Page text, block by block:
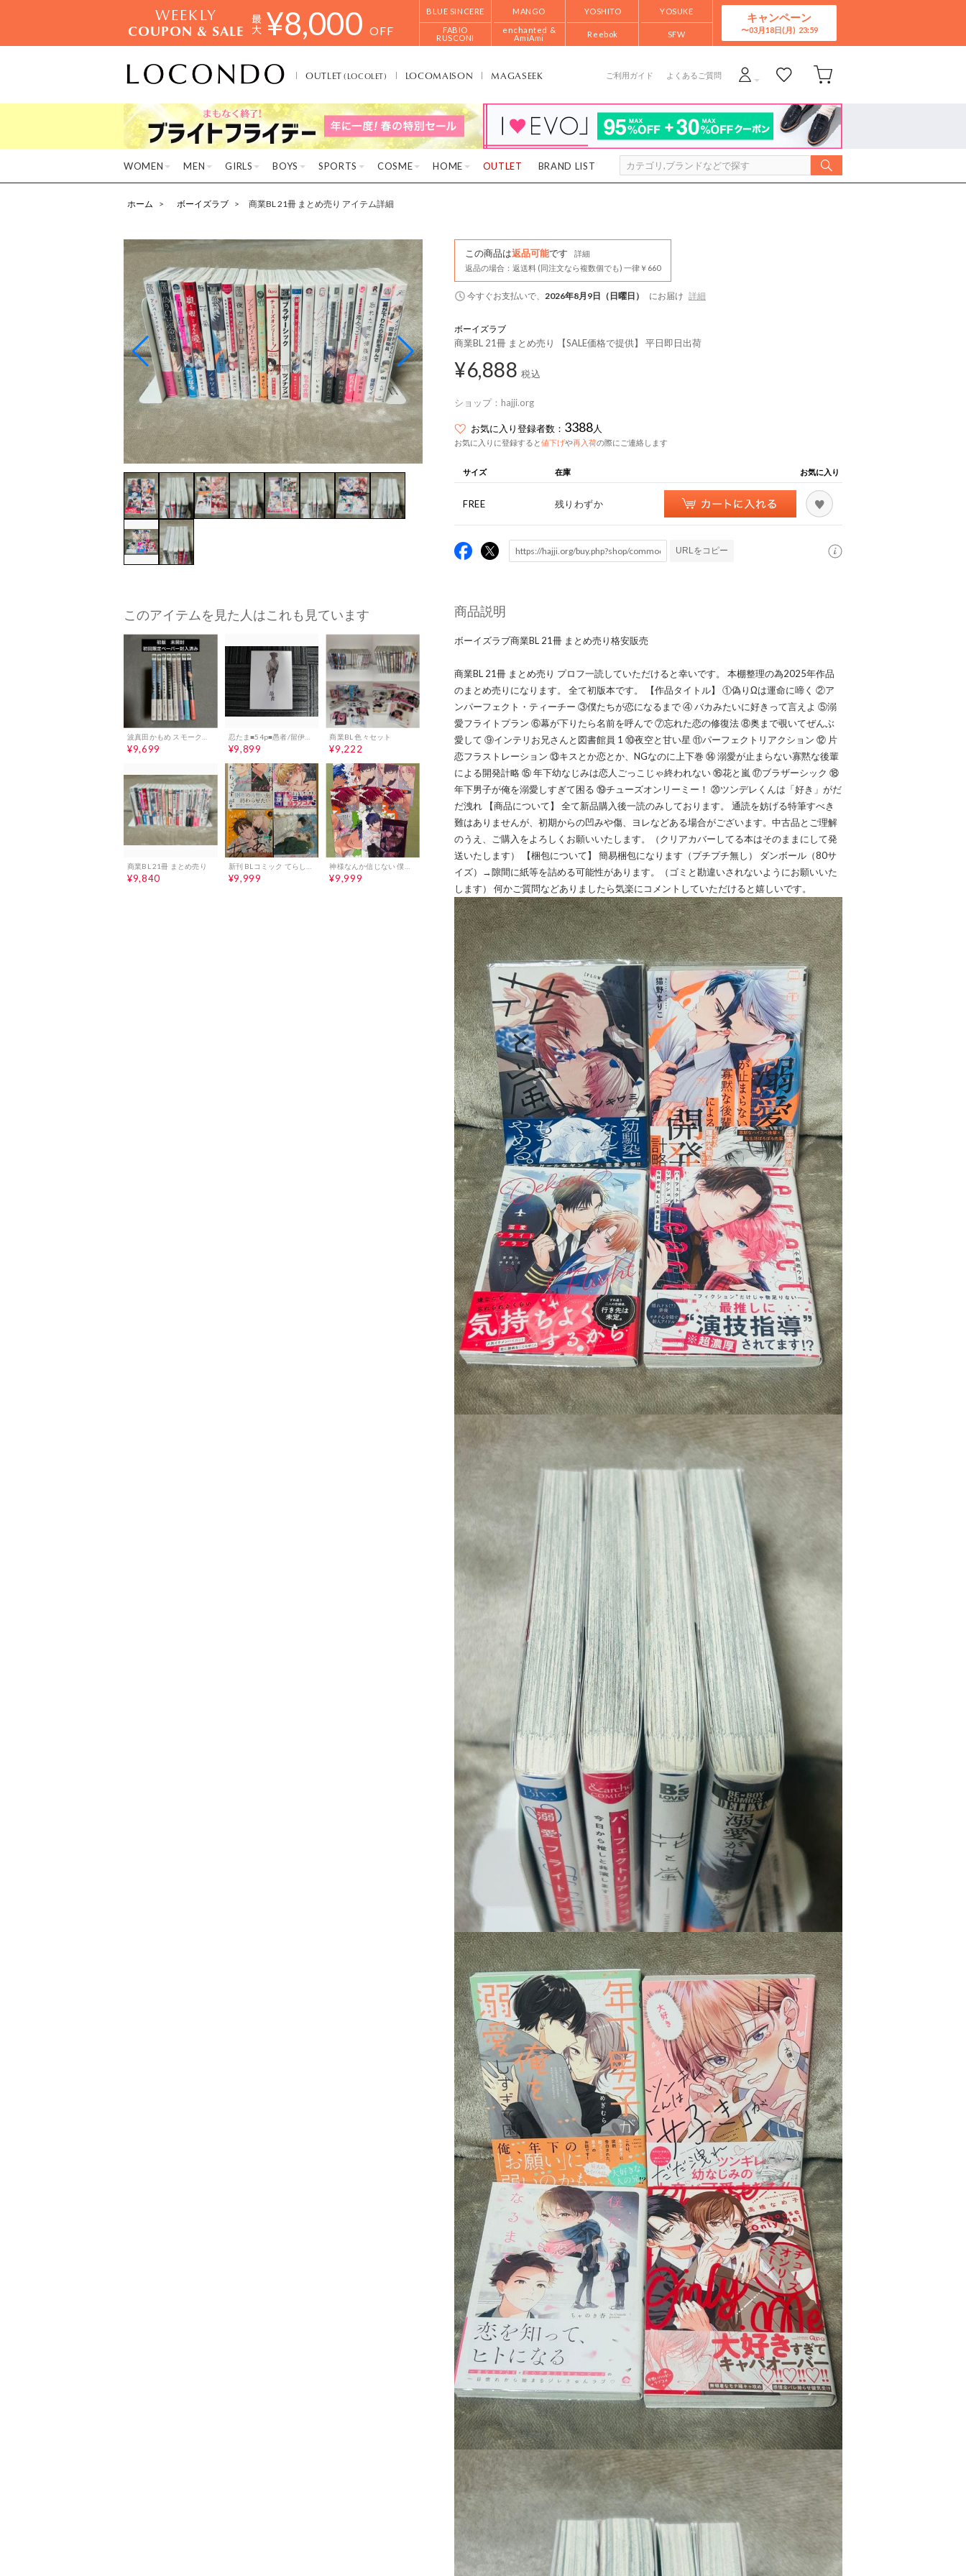
WEEKLY
COUPON & SALE ¥8,000 OFF
BLUE SINCERE MANGO YOSHITO YOSUKE
FABIO
RUSCONI
enchanted &
AmiAmi
Reebok SFW
キャンペーン
03月18日(月)
OUTLET(LOCOLET) LOCOMAISON MAGASEEK ご利用ガイド よくあるご質問
WOMEN MEN GIRLS BOYS SPORTS COSME HOME OUTLET BRAND LIST
ホーム ボーイズラブ 商業BL 21冊 まとめ売り アイテム詳細
このアイテムを見た人はこれも見ています
¥9,699 ¥9,899
商業BL 色々セット
¥9,222
商業BL 21冊 まとめ売り
¥9,840 ¥9,999 ¥9,999
この商品は返品可能です
詳細
返品の場合：返送料 (同注文なら複数個でも) 一律￥660
今すぐお支払いで、 2026年8月9日（日曜日） にお届け 詳細
ボーイズラブ
商業BL 21冊 まとめ売り 【SALE価格で提供】 平日即日出荷
¥6,888 税込
ショップ： hajji.org
お気に入り登録者数： 3388人
お気に入りに登録すると値下げや再入荷の際にご連絡します
サイズ 在庫 お気に入り
FREE 残りわずか
URLをコピー
商品説明
ボーイズラブ商業BL 21冊 まとめ売り格安販売
商業BL 21冊 まとめ売り プロフ一読していただけると幸いです。 本棚整理の為2025年作品
のまとめ売りになります。 全て初版本です。 【作品タイトル】 ①偽りΩは運命に啼く ②ア
ンパーフェクト・ティーチー ③僕たちが恋になるまで ④ バカみたいに好きって言えよ ⑤溺
愛フライトプラン ⑥幕が下りたら名前を呼んで ⑦忘れた恋の修復法 ⑧奥まで覗いてぜんぶ
愛して ⑨インテリお兄さんと図書館員 1 ⑩夜空と甘い星 ⑪パーフェクトリアクション ⑫ 片
恋フラストレーション ⑬キスとか恋とか、NGなのに上下巻 ⑭ 溺愛が止まらない寡黙な後輩
による開発計略 ⑮ 年下幼なじみは恋人ごっこじゃ終われない ⑯花と嵐 ⑰ブラザーシック ⑱
年下男子が俺を溺愛しすぎて困る ⑲チューズオンリーミー！ ⑳ツンデレくんは「好き」がだ
だ洩れ 【商品について】 全て新品購入後一読のみしております。 通読を妨げる特筆すべき
難はありませんが、初期からの凹みや傷、ヨレなどある場合がございます。中古品とご理解
のうえ、ご購入をよろしくお願いいたします。（クリアカバーしてる本はそのままにして発
送いたします） 【梱包について】 簡易梱包になります（プチプチ無し） ダンボール（80サ
イズ）→隙間に紙等を詰める可能性があります。（ゴミと勘違いされないようにお願いいた
します） 何かご質問などありましたら気楽にコメントしていただけると嬉しいです。